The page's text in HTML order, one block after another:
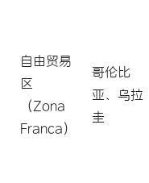
自由贸易
区
（Zona
Franca）
哥伦比
亚、乌拉
圭